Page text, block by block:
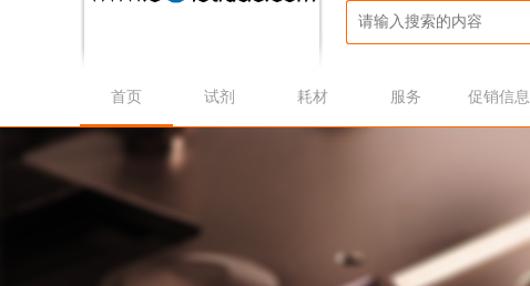
首页 试剂 耗材 服务 促销信息